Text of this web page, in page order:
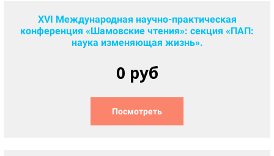
XVI Международная научно-практическая
конференция «Шамовские чтения»: секция «ПАП:
наука изменяющая жизнь».
0 руб
Посмотреть